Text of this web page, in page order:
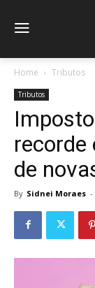
Home Tributos
Tributos
recorde
de
By Sidnei Moraes -